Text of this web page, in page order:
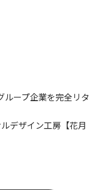
ープ企業を完全リタ
デザイン工房【花月